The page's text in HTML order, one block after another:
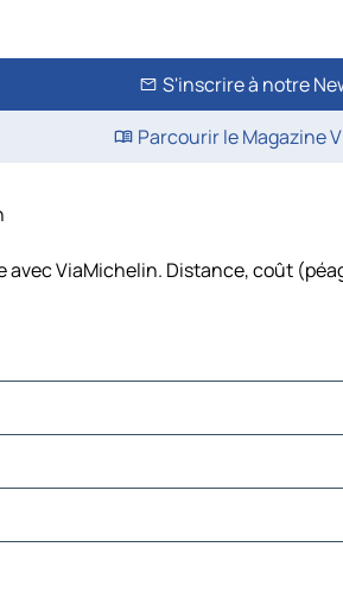
S'inscrire à notre
Parcourir le Magazine
ViaMichelin. Distance, coût